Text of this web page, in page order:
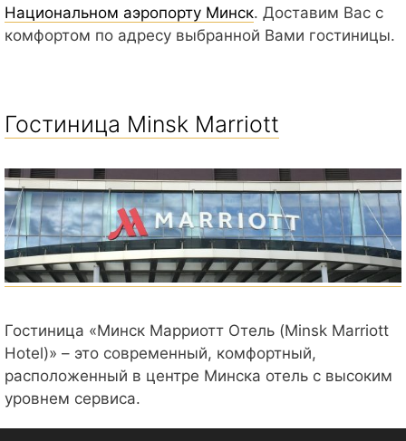
Национальном аэропорту Минск. Доставим Вас с
комфортом по адресу выбранной Вами гостиницы.
Гостиница Minsk Marriott
Гостиница «Минск Марриотт Отель (Minsk Marriott
Hotel)» – это современный, комфортный,
расположенный в центре Минска отель с высоким
уровнем сервиса.